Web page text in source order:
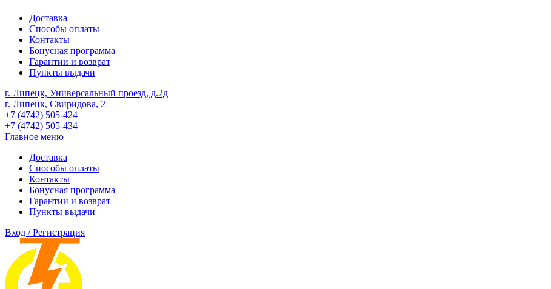
Доставка
Способы оплаты
Контакты
Бонусная программа
Гарантии и возврат
Пункты выдачи
г. Липецк, Универсальный проезд, д.2д
г. Липецк, Свиридова, 2
+7 (4742) 505-424
+7 (4742) 505-434
Главное меню
Доставка
Способы оплаты
Контакты
Бонусная программа
Гарантии и возврат
Пункты выдачи
Вход / Регистрация